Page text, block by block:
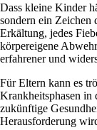
Dass kleine Kinder
sondern ein Zeichen
Erkältung, jedes
körpereigene
erfahrener und
Für Eltern kann es
Krankheitsphasen in
zukünftige
Herausforderung